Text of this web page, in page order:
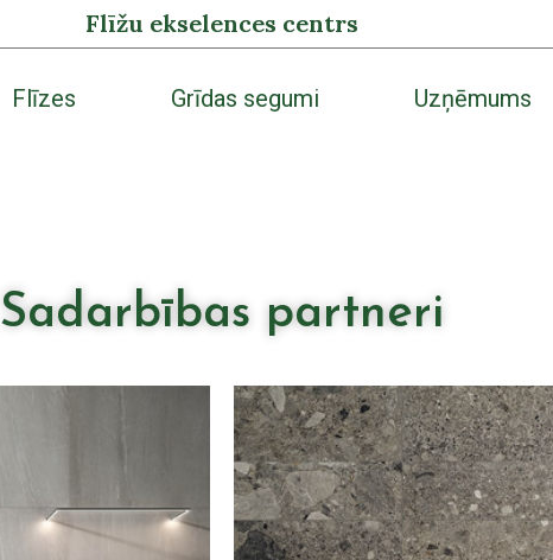
Flīžu ekselences centrs
Flīzes Grīdas segumi Uzņēmums
Sadarbības partneri